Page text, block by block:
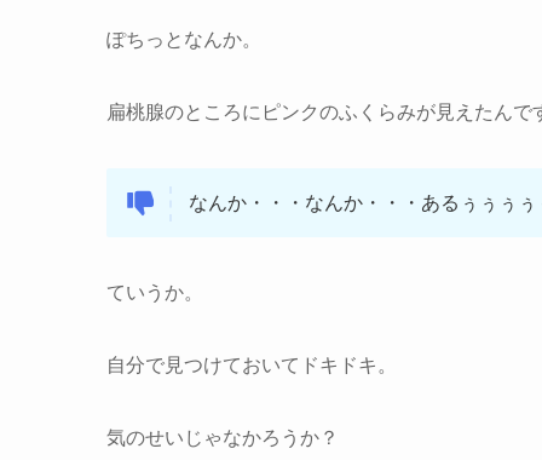
ぽちっとなんか。
扁桃腺のところにピンクのふくらみが見えたんで
なんか・・・なんか・・・あるぅぅぅ
ていうか。
自分で見つけておいてドキドキ。
気のせいじゃなかろうか？